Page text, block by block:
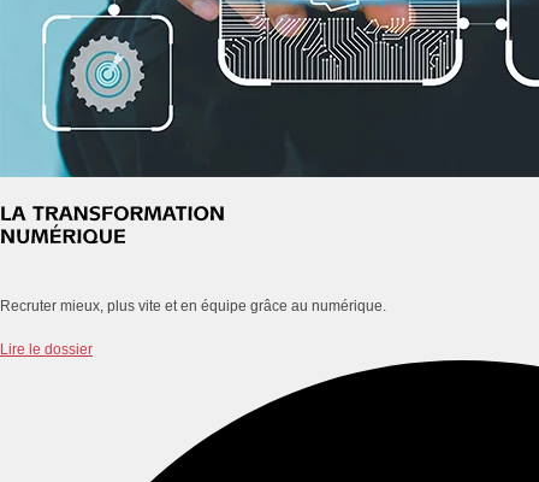
Recruter mieux, plus vite et en équipe grâce au numérique.
Lire le dossier